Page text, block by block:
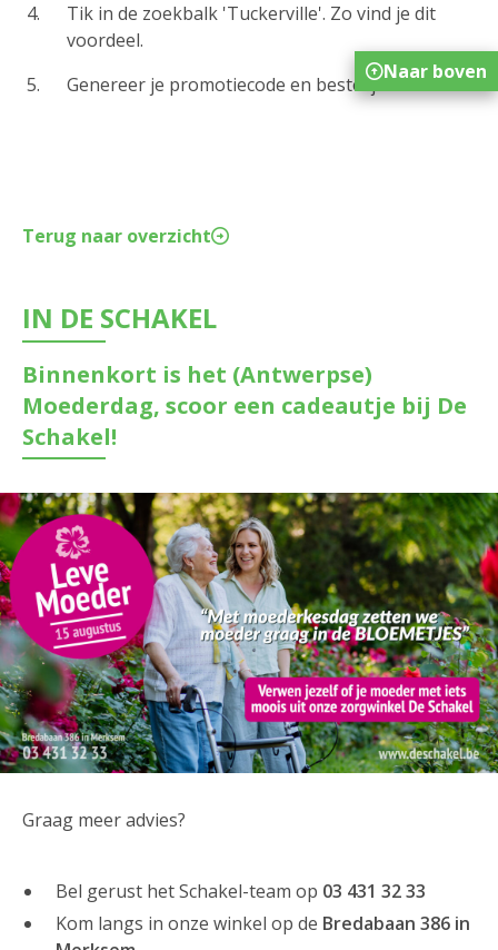
Tik in de zoekbalk 'Tuckerville'. Zo vind je dit
voordeel.
Genereer je promotiecode en bestel je tickets.
Terug naar overzicht
IN DE SCHAKEL
Binnenkort is het (Antwerpse)
Moederdag, scoor een cadeautje bij De
Schakel!
Graag meer advies?
Bel gerust het Schakel-team op 03 431 32 33
Kom langs in onze winkel op de Bredabaan 386 in
Naar boven